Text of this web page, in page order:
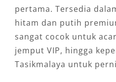
pertama. Tersedia
hitam dan putih
sangat cocok untuk
jemput VIP, hingga
Tasikmalaya untuk